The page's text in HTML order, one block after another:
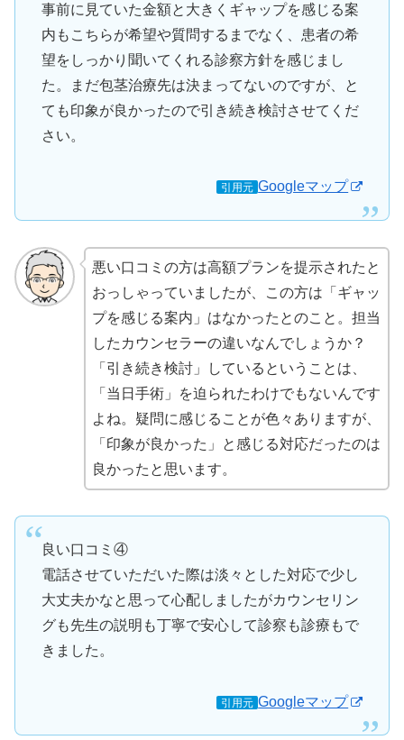
事前に見ていた金額と大きくギャップを感じる案
内もこちらが希望や質問するまでなく、患者の希
望をしっかり聞いてくれる診察方針を感じまし
た。まだ包茎治療先は決まってないのですが、と
ても印象が良かったので引き続き検討させてくだ
さい。
引用元 Googleマップ
悪い口コミの方は高額プランを提示されたと
おっしゃっていましたが、この方は「ギャッ
プを感じる案内」はなかったとのこと。担当
したカウンセラーの違いなんでしょうか？
「引き続き検討」しているということは、
「当日手術」を迫られたわけでもないんです
よね。疑問に感じることが色々ありますが、
「印象が良かった」と感じる対応だったのは
良かったと思います。
良い口コミ④
電話させていただいた際は淡々とした対応で少し
大丈夫かなと思って心配しましたがカウンセリン
グも先生の説明も丁寧で安心して診察も診療もで
きました。
引用元 Googleマップ